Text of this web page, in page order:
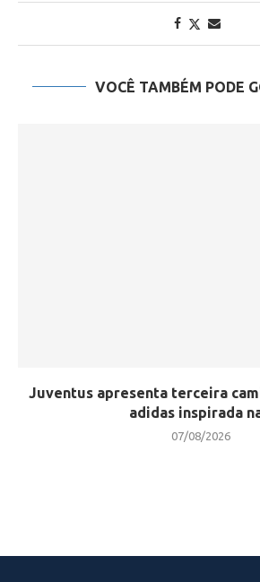
VOCÊ TAMBÉM PODE
Juventus apresenta terceira
adidas inspirada
07/08/2026